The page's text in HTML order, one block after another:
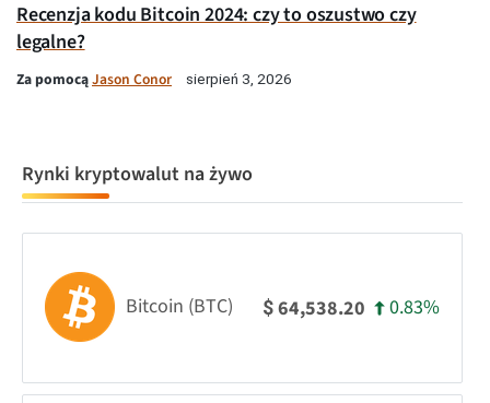
Recenzja kodu Bitcoin 2024: czy to oszustwo czy
legalne?
Za pomocąJason Conor sierpień 3, 2026
Rynki kryptowalut na żywo
Bitcoin (BTC) $64,538.20 0.83%